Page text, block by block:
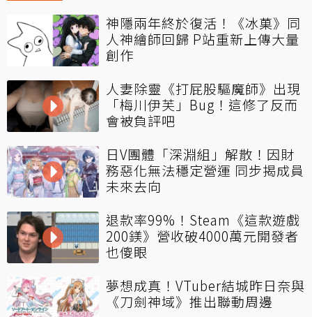
神隱兩年終於復活！《冰菓》同
人神繪師回歸 P站重新上傳大量
創作
人妻除靈《打屁股驅魔師》出現
「梅川伊芙」Bug！這修了反而
會被負評吧
日V團體「深淵組」解散！因財
務惡化無法穩定營運 同步揭成員
未來去向
退款率99%！Steam《這款遊戲
200鎂》營收破4000萬元開發者
也傻眼
夢想成真！VTuber結城昨日奈與
《刀劍神域》推出聯動周邊